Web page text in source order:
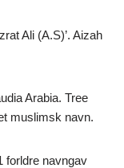
Ali (A.S)’. Aizah
Arabia. Tree
muslimsk navn.
forldre navngav